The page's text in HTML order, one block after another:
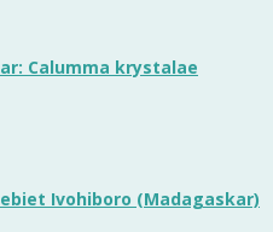
Calumma krystalae
Ivohiboro (Madagaskar)